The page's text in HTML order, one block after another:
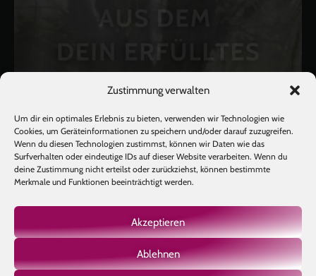
Zustimmung verwalten
Um dir ein optimales Erlebnis zu bieten, verwenden wir Technologien wie
Cookies, um Geräteinformationen zu speichern und/oder darauf zuzugreifen.
Wenn du diesen Technologien zustimmst, können wir Daten wie das
Surfverhalten oder eindeutige IDs auf dieser Website verarbeiten. Wenn du
deine Zustimmung nicht erteilst oder zurückziehst, können bestimmte
Merkmale und Funktionen beeinträchtigt werden.
Akzeptieren
Ablehnen